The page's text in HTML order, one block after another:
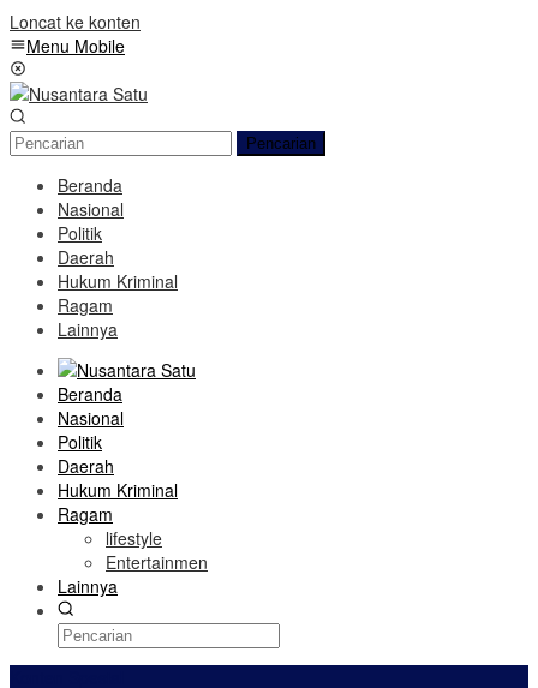
Loncat ke konten
Menu Mobile
Pencarian
Beranda
Nasional
Politik
Daerah
Hukum Kriminal
Ragam
Lainnya
Beranda
Nasional
Politik
Daerah
Hukum Kriminal
Ragam
lifestyle
Entertainmen
Lainnya